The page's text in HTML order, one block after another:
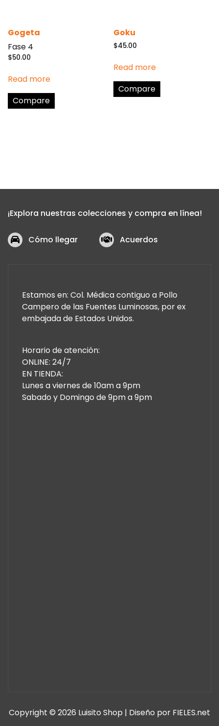
Gogeta
Fase 4
$50.00
Read more
Compare
Goku
$45.00
Read more
Compare
¡Explora nuestras colecciones y compra en línea!
Cómo llegar Acuerdos
Estamos en: Col. Médica contiguo a Pollo
Campero de las Fuentes Luminosas, por ex
embajada de Estados Unidos.
Horario de atención:
ONLINE: 24/7
EN TIENDA:
Lunes a viernes de 10am a 9pm
Sabado y Domingo de 9pm a 9pm
Copyright © 2026 Luisito Shop | Diseño por FIELES.net